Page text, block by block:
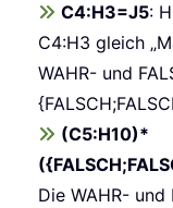
C4:H3=J5:
C4:H3 gleich
WAHR- und
(C5:H10)*
Die WAHR-